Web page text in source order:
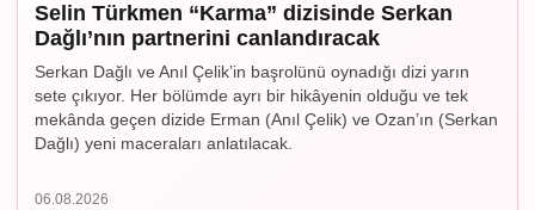
Selin Türkmen “Karma” dizisinde Serkan
Dağlı’nın partnerini canlandıracak
Serkan Dağlı ve Anıl Çelik’in başrolünü oynadığı dizi yarın
sete çıkıyor. Her bölümde ayrı bir hikâyenin olduğu ve tek
mekânda geçen dizide Erman (Anıl Çelik) ve Ozan’ın (Serkan
Dağlı) yeni maceraları anlatılacak.
06.08.2026